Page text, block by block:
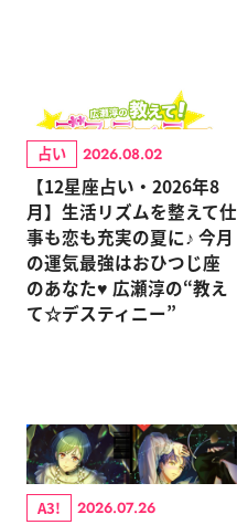
占い 2026.08.02
【12星座占い・2026年8
月】生活リズムを整えて仕
事も恋も充実の夏に♪ 今月
の運気最強はおひつじ座
のあなた♥ 広瀬淳の“教え
て☆デスティニー”
A3! 2026.07.26